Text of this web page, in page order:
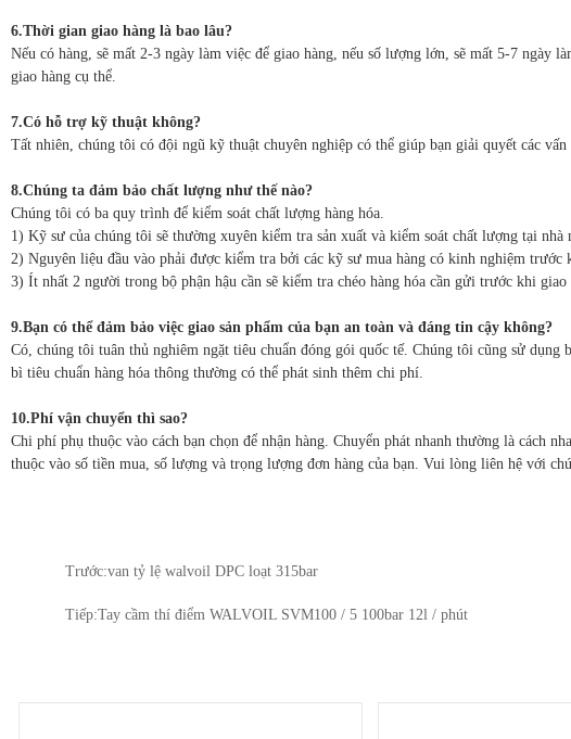
6.Thời gian giao hàng là bao lâu?
Nếu có hàng, sẽ mất 2-3 ngày làm việc để giao hàng, nếu số lượng lớn, sẽ mất 5-7 ngày
giao hàng cụ thể.
7.Có hỗ trợ kỹ thuật không?
Tất nhiên, chúng tôi có đội ngũ kỹ thuật chuyên nghiệp có thể giúp bạn giải quyết các vấn
8.Chúng ta đảm bảo chất lượng như thế nào?
Chúng tôi có ba quy trình để kiểm soát chất lượng hàng hóa.
1) Kỹ sư của chúng tôi sẽ thường xuyên kiểm tra sản xuất và kiểm soát chất lượng tại nhà
2) Nguyên liệu đầu vào phải được kiểm tra bởi các kỹ sư mua hàng có kinh nghiệm trước
3) Ít nhất 2 người trong bộ phận hậu cần sẽ kiểm tra chéo hàng hóa cần gửi trước khi giao
9.Bạn có thể đảm bảo việc giao sản phẩm của bạn an toàn và đáng tin cậy không?
Có, chúng tôi tuân thủ nghiêm ngặt tiêu chuẩn đóng gói quốc tế. Chúng tôi cũng sử dụng
bì tiêu chuẩn hàng hóa thông thường có thể phát sinh thêm chi phí.
10.Phí vận chuyển thì sao?
Chi phí phụ thuộc vào cách bạn chọn để nhận hàng. Chuyển phát nhanh thường là cách
thuộc vào số tiền mua, số lượng và trọng lượng đơn hàng của bạn. Vui lòng liên hệ với
Trước:van tỷ lệ walvoil DPC loạt 315bar
Tiếp:Tay cầm thí điểm WALVOIL SVM100 / 5 100bar 12l / phút